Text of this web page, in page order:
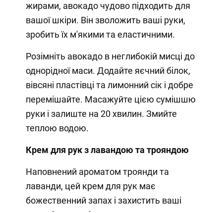
жирами, авокадо чудово підходить для
вашої шкіри. Він зволожить ваші руки,
зробить їх м'якими та еластичними.
Розімніть авокадо в неглибокій мисці до
однорідної маси. Додайте яєчний білок,
вівсяні пластівці та лимонний сік і добре
перемішайте. Масажуйте цією сумішшю
руки і залиште на 20 хвилин. Змийте
теплою водою.
Крем для рук з лавандою та трояндою
Наповнений ароматом троянди та
лаванди, цей крем для рук має
божественний запах і захистить ваші